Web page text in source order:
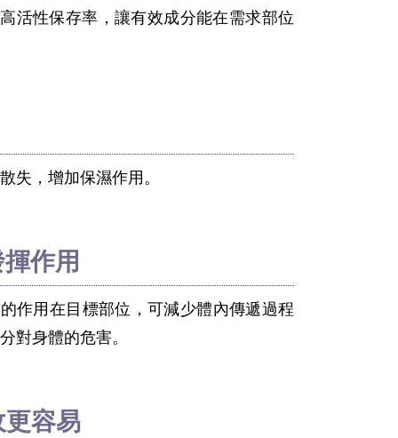
活性保存率，讓有效成分能在需求部位
失，增加保濕作用。
作用
作用在目標部位，可減少體內傳遞過程
對身體的危害。
容易